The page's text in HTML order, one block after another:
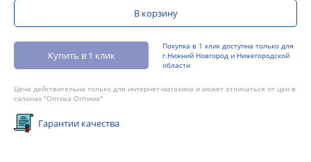
В корзину
Купить в 1 клик
Покупка в 1 клик доступна только для
г.Нижний Новгород и Нижегородской
области
Цена действительна только для интернет-магазина и может отличаться от цен в
салонах "Оптика Оптима"
Гарантии качества